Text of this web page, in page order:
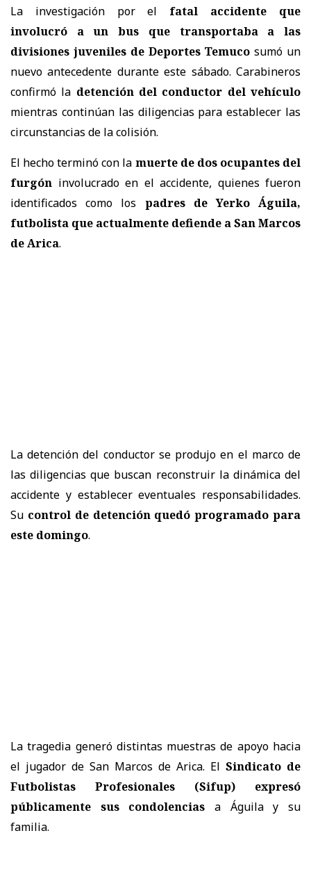
La investigación por el fatal accidente que
involucró a un bus que transportaba a las
divisiones juveniles de Deportes Temuco sumó un
nuevo antecedente durante este sábado. Carabineros
confirmó la detención del conductor del vehículo
mientras continúan las diligencias para establecer las
circunstancias de la colisión.
El hecho terminó con la muerte de dos ocupantes del
furgón involucrado en el accidente, quienes fueron
identificados como los padres de Yerko Águila,
futbolista que actualmente defiende a San Marcos
de Arica.
La detención del conductor se produjo en el marco de
las diligencias que buscan reconstruir la dinámica del
accidente y establecer eventuales responsabilidades.
Su control de detención quedó programado para
este domingo.
La tragedia generó distintas muestras de apoyo hacia
el jugador de San Marcos de Arica. El Sindicato de
Futbolistas Profesionales (Sifup) expresó
públicamente sus condolencias a Águila y su
familia.